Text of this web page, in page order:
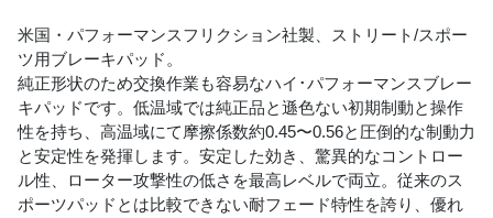
米国・パフォーマンスフリクション社製、ストリート/スポー
ツ用ブレーキパッド。
純正形状のため交換作業も容易なハイ･パフォーマンスブレー
キパッドです。低温域では純正品と遜色ない初期制動と操作
性を持ち、高温域にて摩擦係数約0.45〜0.56と圧倒的な制動力
と安定性を発揮します。安定した効き、驚異的なコントロー
ル性、ローター攻撃性の低さを最高レベルで両立。従来のス
ポーツパッドとは比較できない耐フェード特性を誇り、優れ